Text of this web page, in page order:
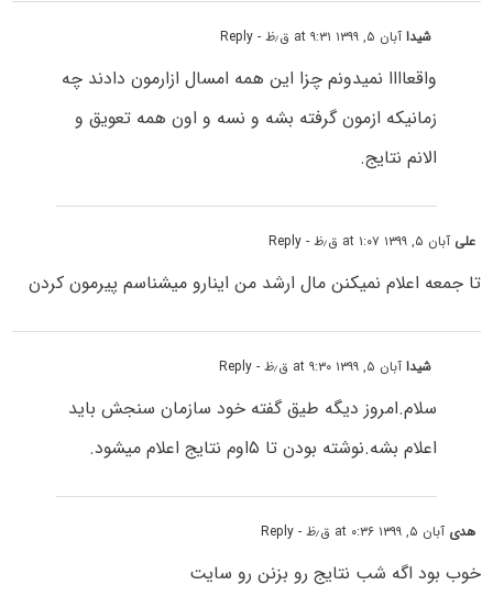
شیداآبان ۵, ۱۳۹۹ at ۹:۳۱ ق٫ظ - Reply
واقعاااا نمیدونم چزا این همه امسال ازارمون دادند چه
زمانیکه ازمون گرفته بشه و نسه و اون همه تعویق و
الانم نتایج.
علی آبان ۵, ۱۳۹۹ at ۱:۰۷ ق٫ظ - Reply
تا جمعه اعلام نمیکنن مال ارشد من اینارو میشناسم پیرمون کردن
شیداآبان ۵, ۱۳۹۹ at ۹:۳۰ ق٫ظ - Reply
سلام.امروز دیگه طیق گفته خود سازمان سنجش باید
اعلام بشه.نوشته بودن تا ۵اوم نتایج اعلام میشود.
هدی آبان ۵, ۱۳۹۹ at ۰:۳۶ ق٫ظ - Reply
خوب بود اگه شب نتایج رو بزنن رو سایت